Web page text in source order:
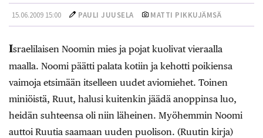
15.06.2009 15:00 PAULI JUUSELA MATTI PIKKUJÄMSÄ
Israelilaisen Noomin mies ja pojat kuolivat vieraalla
maalla. Noomi päätti palata kotiin ja kehotti poikiensa
vaimoja etsimään itselleen uudet aviomiehet. Toinen
miniöistä, Ruut, halusi kuitenkin jäädä anoppinsa luo,
heidän suhteensa oli niin läheinen. Myöhemmin Noomi
auttoi Ruutia saamaan uuden puolison. (Ruutin kirja)